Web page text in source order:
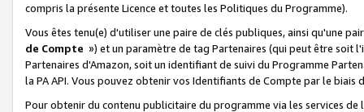
compris la présente Licence et toutes les Politiques du Programme).
Vous êtes tenu(e) d'utiliser une paire de clés publiques, ainsi qu'une
de Compte ») et un paramètre de tag Partenaires (qui peut être soit
Partenaires d'Amazon, soit un identifiant de suivi du Programme
la PA API. Vous pouvez obtenir vos Identifiants de Compte par le biais
Pour obtenir du contenu publicitaire du programme via les services